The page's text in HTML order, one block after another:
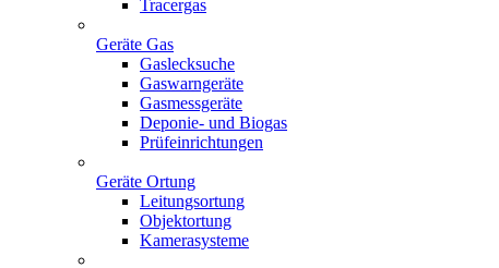
Tracergas
Geräte Gas
Gaslecksuche
Gaswarngeräte
Gasmessgeräte
Deponie- und Biogas
Prüfeinrichtungen
Geräte Ortung
Leitungsortung
Objektortung
Kamerasysteme